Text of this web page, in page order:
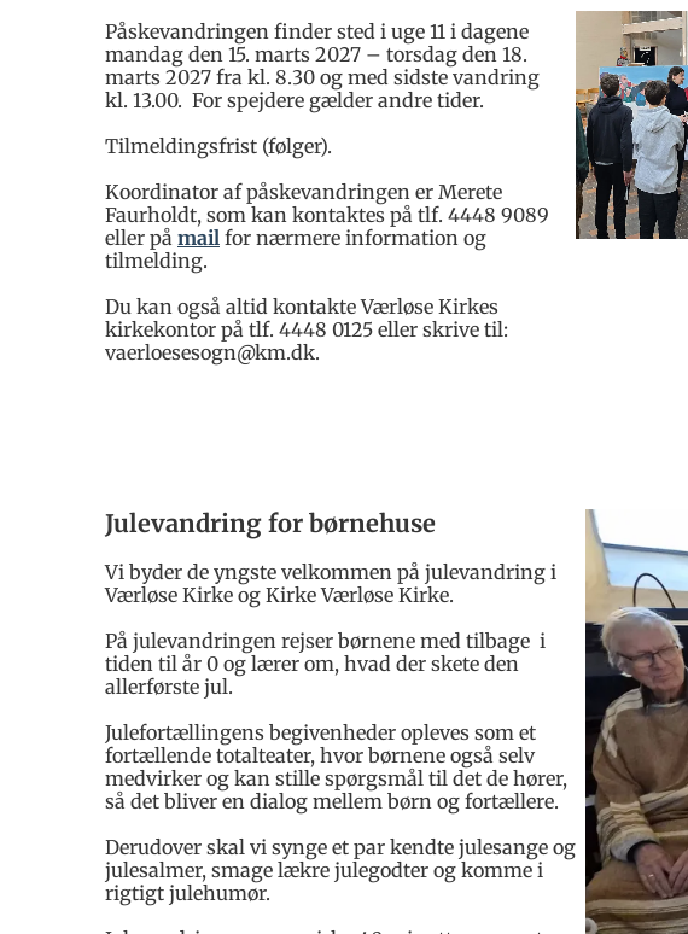
Påskevandringen finder sted i uge 11 i dagene
mandag den 15. marts 2027 – torsdag den 18.
marts 2027 fra kl. 8.30 og med sidste vandring
kl. 13.00. For spejdere gælder andre tider.
Tilmeldingsfrist (følger).
Koordinator af påskevandringen er Merete
Faurholdt, som kan kontaktes på tlf. 4448 9089
eller på mail for nærmere information og
tilmelding.
Du kan også altid kontakte Værløse Kirkes
kirkekontor på tlf. 4448 0125 eller skrive til:
vaerloesesogn@km.dk.
Julevandring for børnehuse
Vi byder de yngste velkommen på julevandring i
Værløse Kirke og Kirke Værløse Kirke.
På julevandringen rejser børnene med tilbage i
tiden til år 0 og lærer om, hvad der skete den
allerførste jul.
Julefortællingens begivenheder opleves som et
fortællende totalteater, hvor børnene også selv
medvirker og kan stille spørgsmål til det de hører,
så det bliver en dialog mellem børn og fortællere.
Derudover skal vi synge et par kendte julesange og
julesalmer, smage lækre julegodter og komme i
rigtigt julehumør.